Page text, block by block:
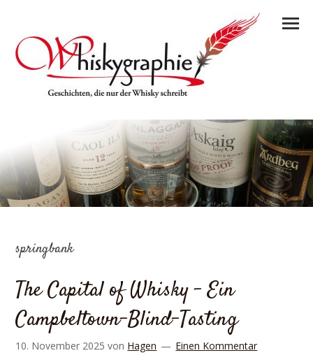
springbank
The Capital of Whisky – Ein
Campbeltown-Blind-Tasting
10. November 2025 von Hagen
Einen Kommentar